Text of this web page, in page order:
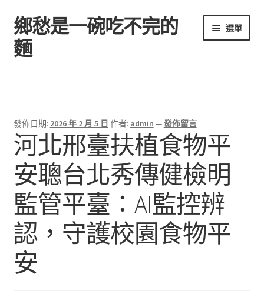
跳
至
導
跳
至
主
鄉愁是一碗吃不完的
麵
選單
發佈日期: 2026 年 2 月 5 日 作者: admin —發佈留言
河北邢臺扶植食物平
安聰台北秀傳健檢明
監管平臺：AI監控辨
認，守護校園食物平
安